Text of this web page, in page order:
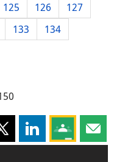
125 126
127
133
134
cette page sur
Partager cette page sur X
Partager cette
Partagez